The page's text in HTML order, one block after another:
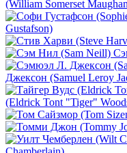
(William Somerset
Gustafson)
Джексон (Samuel Leroy
(Eldrick Tont "Tiger"